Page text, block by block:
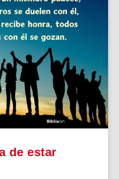
de estar